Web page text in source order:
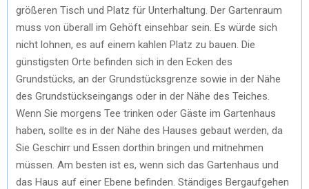
größeren Tisch und Platz für Unterhaltung. Der Gartenraum
muss von überall im Gehöft einsehbar sein. Es würde sich
nicht lohnen, es auf einem kahlen Platz zu bauen. Die
günstigsten Orte befinden sich in den Ecken des
Grundstücks, an der Grundstücksgrenze sowie in der Nähe
des Grundstückseingangs oder in der Nähe des Teiches.
Wenn Sie morgens Tee trinken oder Gäste im Gartenhaus
haben, sollte es in der Nähe des Hauses gebaut werden, da
Sie Geschirr und Essen dorthin bringen und mitnehmen
müssen. Am besten ist es, wenn sich das Gartenhaus und
das Haus auf einer Ebene befinden. Ständiges Bergaufgehen